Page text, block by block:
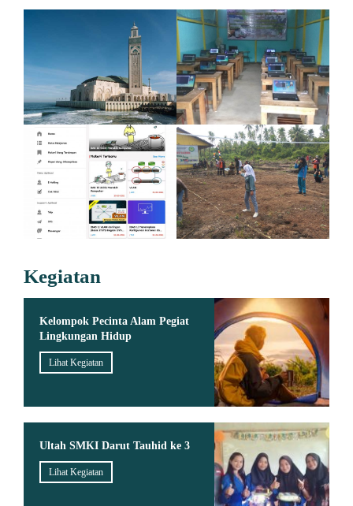
Kegiatan
Kelompok Pecinta Alam Pegiat
Lingkungan Hidup
Lihat Kegiatan
Ultah SMKI Darut Tauhid ke 3
Lihat Kegiatan